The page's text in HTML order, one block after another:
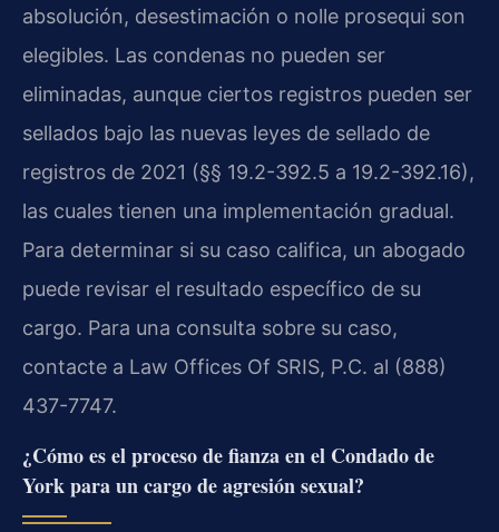
absolución, desestimación o nolle prosequi son
elegibles. Las condenas no pueden ser
eliminadas, aunque ciertos registros pueden ser
sellados bajo las nuevas leyes de sellado de
registros de 2021 (§§ 19.2-392.5 a 19.2-392.16),
las cuales tienen una implementación gradual.
Para determinar si su caso califica, un abogado
puede revisar el resultado específico de su
cargo. Para una consulta sobre su caso,
contacte a Law Offices Of SRIS, P.C. al (888)
437-7747.
¿Cómo es el proceso de fianza en el Condado de
York para un cargo de agresión sexual?